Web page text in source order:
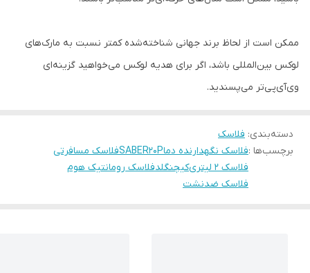
ممکن است از لحاظ برند جهانی شناخته‌شده کمتر نسبت به مارک‌های
لوکس بین‌المللی باشد، اگر برای هدیه لوکس می‌خواهید گزینه‌ای
وی‌آی‌پی‌تر می‌پسندید.
دسته‌بندی: فلاسک
برچسب‌ها :فلاسک نگهدارنده دماSABER20Pفلاسک مسافرتی
فلاسک ۲ لیتری
کیچنگلدفلاسک رومانتیک هوم
فلاسک ضدنشت